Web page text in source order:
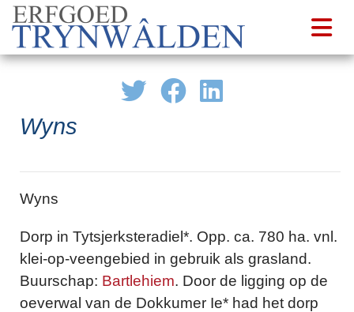
Wyns
Wyns
Dorp in Tytsjerksteradiel*. Opp. ca. 780 ha. vnl.
klei-op-veengebied in gebruik als grasland.
Buurschap: Bartlehiem. Door de ligging op de
oeverwal van de Dokkumer Ie* had het dorp